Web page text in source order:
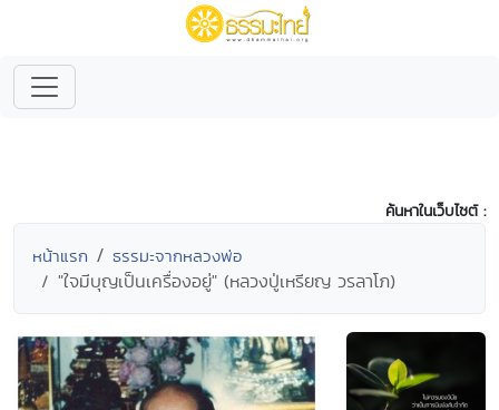
ค้นหาในเว็บไซต์ :
หน้าแรก ธรรมะจากหลวงพ่อ
"ใจมีบุญเป็นเครื่องอยู่" (หลวงปู่เหรียญ วรลาโภ)